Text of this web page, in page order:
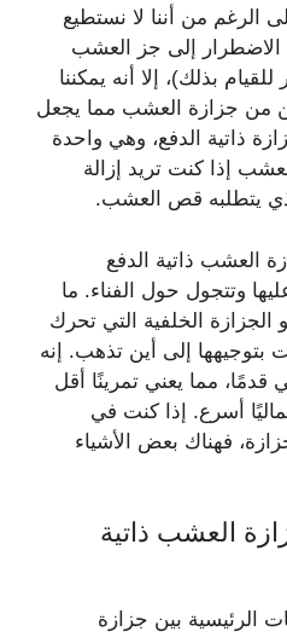
من أننا لا نستطيع
إلى جز العشب
بذلك)، إلا أنه يمكننا
من جزازة العشب مما يجعل
ذاتية الدفع، وهي واحدة
إذا كنت تريد إزالة
يتطلبه قص العشب.
العشب ذاتية الدفع
وتتجول حول الفناء. ما
الخلفية التي تحرك
بتوجيهها إلى أين تذهب. إنه
مما يعني تمرينًا أقل
أسرع. إذا كنت في
فهناك بعض الأشياء
العشب ذاتية
الرئيسية بين جزازة